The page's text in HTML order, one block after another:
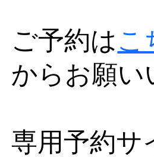
ご予約はこ
からお願い
専用予約サ